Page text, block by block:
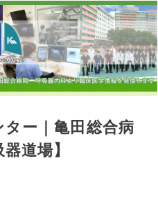
ー｜亀田総合病
道場】